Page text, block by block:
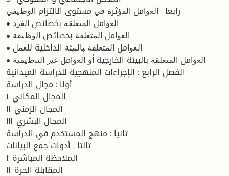
رابعا : ﺍﻟﻌﻭﺍمل ﺍﻟﻤﺅثرﺓ ﻓﻲ مستوى الالتزام ﺍﻟﻭﻅﻴﻔﻲ
• ﺍﻟﻌﻭﺍمل ﺍﻟﻤﺘﻌﻠﻘﺔ بخصائص ﺍﻟﻔﺭﺩ
• ﺍﻟﻌﻭﺍمل ﺍﻟﻤﺘﻌﻠﻘﺔ بخصائص ﺍﻟﻭﻅﻴﻔﺔ
• ﺍﻟﻌﻭﺍمل ﺍﻟﻤﺘﻌﻠﻘﺔ ﺒﺎﻟﺒﻴﺌﺔ الداخلية ﻟﻠﻌﻤل
• ﺍﻟﻌﻭﺍمل ﺍﻟﻤﺘﻌﻠﻘﺔ بالبيئة الخارجية ﺃﻭ ﺍﻟﻌﻭﺍمل ﻏﻴﺭ ﺍﻟﺘﻨﻅﻴﻤﻴﺔ
الفصل الرابع : الإجراءات المنهجية للدراسة الميدانية
أولا : مجال الدراسة
I. المجال المكاني
II. المجال الزمني
III. المجال البشري
ثانيا : منهج المستخدم في الدراسة
ثالثا : أدوات جمع البيانات
I. الملاحظة المباشرة
II. المقابلة الحرة